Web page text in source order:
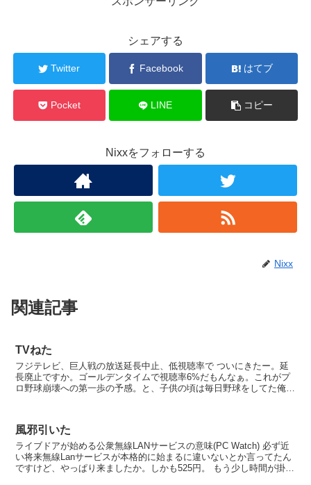
シェアする
Twitter Facebook はてブ
Pocket LINE コピー
Nixxをフォローする
Nixx
関連記事
TVねた
フジテレビ、巨人戦の放送延長中止、低視聴率で ついにきたー。延
長廃止ですか。ゴールデンタイムで視聴率6%だもんなぁ。これがプ
ロ野球崩壊への第一歩の予感。と、子供の頃は毎日野球をしてた俺が
風邪引いた
ライブドアが始める公衆無線LANサービスの意味(PC Watch) 必ず近
い将来無線Lanサービスが本格的に始まるに違いないとか言ってたん
ですけど、やっぱり来ましたか。しかも525円。 もう少し時間が掛か